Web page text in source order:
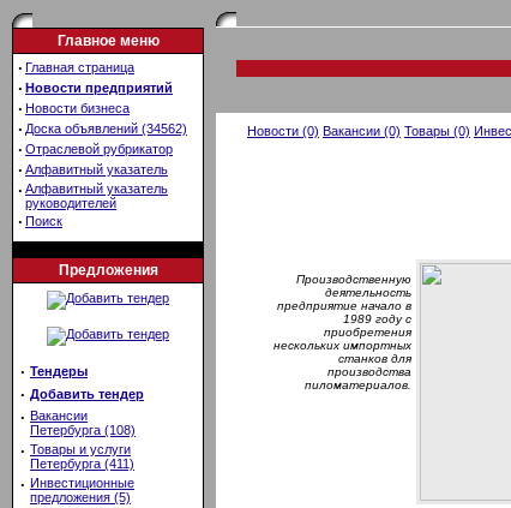
Главное меню
· Главная страница
· Новости предприятий
· Новости бизнеса
· Доска объявлений (34562)
· Отраслевой рубрикатор
· Алфавитный указатель
· Алфавитный указатель
руководителей
· Поиск
Предложения
· Тендеры
· Добавить тендер
· Вакансии
Петербурга (108)
· Товары и услуги
Петербурга (411)
· Инвестиционные
предложения (5)
Новости (0) Вакансии (0) Товары (0)
Производственную
деятельность
предприятие начало в
1989 году с
приобретения
нескольких импортных
станков для
производства
пиломатериалов.